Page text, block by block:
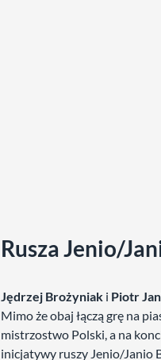
Rusza Jenio/
Jędrzej Brożyniak i Piotr
Mimo że obaj łączą grę na
mistrzostwo Polski, a na
inicjatywy ruszy Jenio/Janio